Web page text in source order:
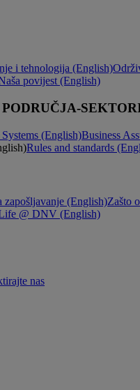
i tehnologija (English)
povijest (English)
(English)Business
Rules and standards
zapošljavanje (English)Zašto
@ DNV (English)
nas